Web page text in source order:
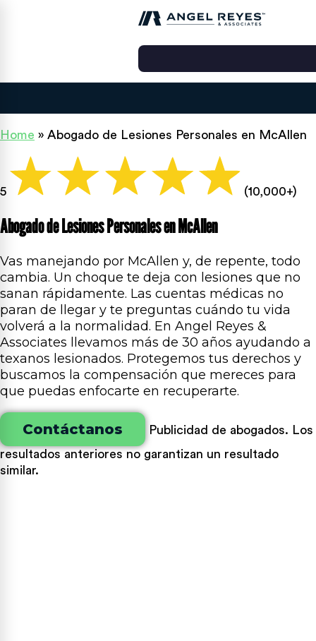
Home » Abogado de Lesiones Personales en McAllen
5 (10,000+)
Abogado de Lesiones Personales en McAllen
Vas manejando por McAllen y, de repente, todo
cambia. Un choque te deja con lesiones que no
sanan rápidamente. Las cuentas médicas no
paran de llegar y te preguntas cuándo tu vida
volverá a la normalidad. En Angel Reyes &
Associates llevamos más de 30 años ayudando a
texanos lesionados. Protegemos tus derechos y
buscamos la compensación que mereces para
que puedas enfocarte en recuperarte.
Contáctanos
Publicidad de abogados. Los
resultados anteriores no garantizan un resultado
similar.